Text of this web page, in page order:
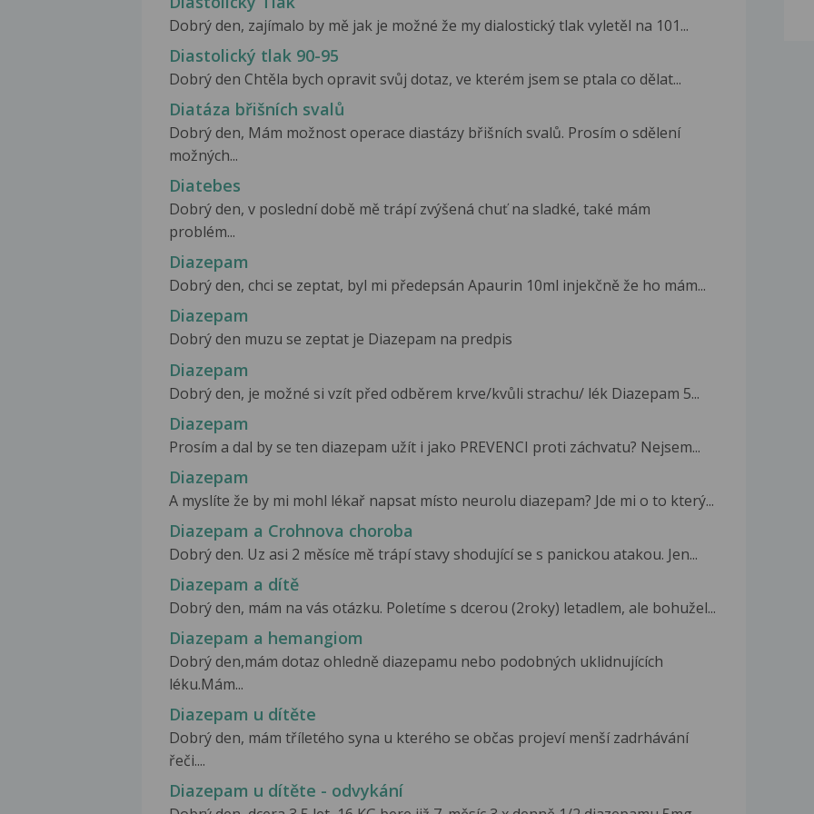
Dobrý den, zajímalo by mě jak je možné že my dialostický tlak vyletěl na 101...
Diastolický tlak 90-95
Dobrý den Chtěla bych opravit svůj dotaz, ve kterém jsem se ptala co dělat...
Diatáza břišních svalů
Dobrý den, Mám možnost operace diastázy břišních svalů. Prosím o sdělení
možných...
Diatebes
Dobrý den, v poslední době mě trápí zvýšená chuť na sladké, také mám
problém...
Diazepam
Dobrý den, chci se zeptat, byl mi předepsán Apaurin 10ml injekčně že ho mám...
Diazepam
Dobrý den muzu se zeptat je Diazepam na predpis
Diazepam
Dobrý den, je možné si vzít před odběrem krve/kvůli strachu/ lék Diazepam 5...
Diazepam
Prosím a dal by se ten diazepam užít i jako PREVENCI proti záchvatu? Nejsem...
Diazepam
A myslíte že by mi mohl lékař napsat místo neurolu diazepam? Jde mi o to který...
Diazepam a Crohnova choroba
Dobrý den. Uz asi 2 měsíce mě trápí stavy shodující se s panickou atakou. Jen...
Diazepam a dítě
Dobrý den, mám na vás otázku. Poletíme s dcerou (2roky) letadlem, ale bohužel...
Diazepam a hemangiom
Dobrý den,mám dotaz ohledně diazepamu nebo podobných uklidnujících
léku.Mám...
Diazepam u dítěte
Dobrý den, mám tříletého syna u kterého se občas projeví menší zadrhávání
řeči....
Diazepam u dítěte - odvykání